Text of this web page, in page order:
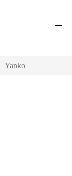
Yanko